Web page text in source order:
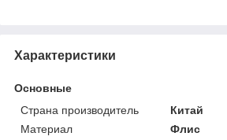
Характеристики
Основные
Страна производитель
Китай
Материал
Флис